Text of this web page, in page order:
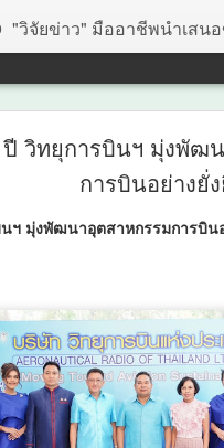
"วิจัยข่าว" มืออาชีพนำเสน
ปี วิทยุการบินฯ มุ่งพัฒ
การบินอย่างยั่
ฯ มุ่งพัฒนาอุตสาหกรรมการบิน